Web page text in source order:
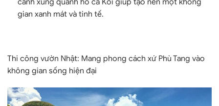
gian xanh mát và tinh tế.
Thi công vườn Nhật: Mang phong cách xứ Phù Tang vào
không gian sống hiện đại